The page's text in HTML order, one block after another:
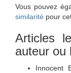
Vous pouvez
similarité pour
Articles
auteur ou
Innocent